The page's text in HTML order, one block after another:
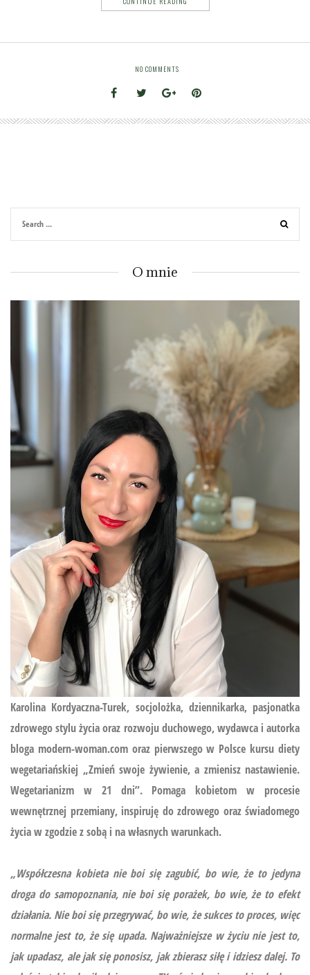
NO COMMENTS
O mnie
Karolina Kordyaczna-Turek, socjolożka, dziennikarka, pasjonatka
zdrowego stylu życia oraz rozwoju duchowego, wydawca i autorka
bloga modern-woman.com oraz pierwszego w Polsce kursu diety
wegetariańskiej „Zmień swoje żywienie, a zmienisz nastawienie.
Wegetarianizm w 21 dni”.Pomaga kobietom w procesie
wewnętrznej przemiany, inspiruję do zdrowego oraz świadomego
życia w zgodzie z sobą i na własnych warunkach.
„Współczesna kobieta nie boi się zagubić, bo wie, że to jedyna
droga do samopoznania, nie boi się porażek, bo wie, że to efekt
działania. Nie boi się przegrywać, bo wie, że sukces to proces, więc
normalne jest to, że się upada. Najważniejsze w życiu nie jest to,
jak upadasz, ale jak się ponosisz, jak zbierasz siłę i idziesz dalej. To